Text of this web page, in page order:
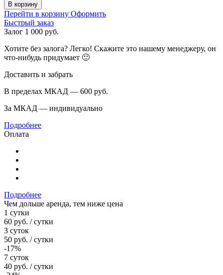
В корзину
Перейти в корзину Оформить
Быстрый заказ
Залог 1 000 руб.
Хотите без залога? Легко! Скажите это нашему менеджеру, он
что-нибудь придумает 🙂
Доставить и забрать
В пределах МКАД — 600 руб.
За МКАД — индивидуально
Подробнее
Оплата
Подробнее
Чем дольше аренда, тем ниже цена
1 сутки
60 руб. / сутки
3 суток
50 руб. / сутки
-17%
7 суток
40 руб. / сутки